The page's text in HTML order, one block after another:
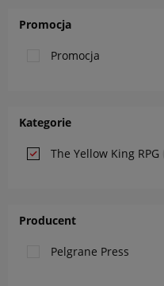
Promocja
Promocja
Kategorie
The Yellow King RPG
Producent
Pelgrane Press